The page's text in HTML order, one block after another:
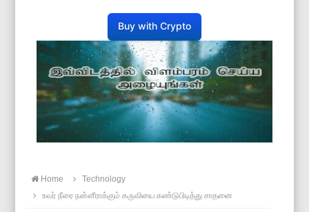
Buy with Crypto
Home
Technology
உவர் நீரை நன்னீராக்கும் கருவியை கண்டுபிடித்து சாதனை